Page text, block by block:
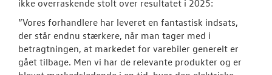
ikke overraskende stolt over resultatet i 2025:
”Vores forhandlere har leveret en fantastisk indsats,
der står endnu stærkere, når man tager med i
betragtningen, at markedet for varebiler generelt er
gået tilbage. Men vi har de relevante produkter og er